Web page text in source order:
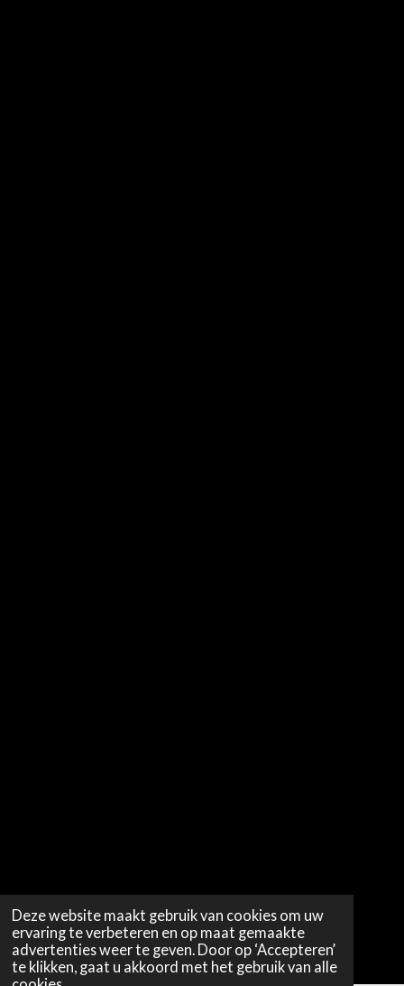
Deze website maakt gebruik van cookies om uw
ervaring te verbeteren en op maat gemaakte
advertenties weer te geven. Door op ‘Accepteren’
te klikken, gaat u akkoord met het gebruik van alle